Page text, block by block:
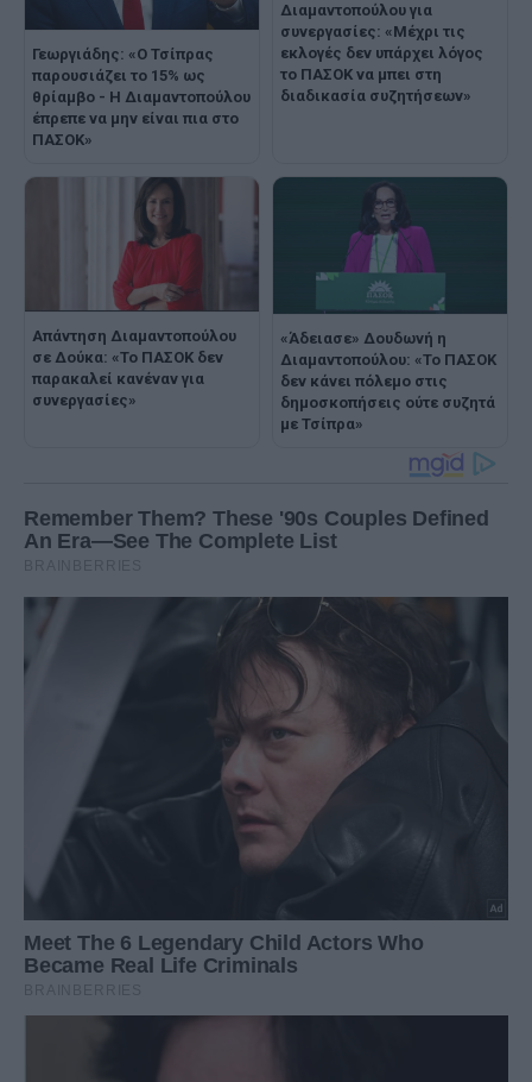
Γεωργιάδης: «Ο Τσίπρας
παρουσιάζει το 15% ως
θρίαμβο - Η Διαμαντοπούλου
έπρεπε να μην είναι πια στο
ΠΑΣΟΚ»
Διαμαντοπούλου για
συνεργασίες: «Μέχρι τις
εκλογές δεν υπάρχει λόγος
το ΠΑΣΟΚ να μπει στη
διαδικασία συζητήσεων»
Απάντηση Διαμαντοπούλου
σε Δούκα: «Το ΠΑΣΟΚ δεν
παρακαλεί κανέναν για
συνεργασίες»
«Άδειασε» Δουδωνή η
Διαμαντοπούλου: «Το ΠΑΣΟΚ
δεν κάνει πόλεμο στις
δημοσκοπήσεις ούτε συζητά
με Τσίπρα»